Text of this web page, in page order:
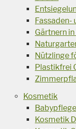
Fassaden-
Gärtnern
Nützlinge
Plastikfrei
Kosmetik
Babypflege
Kosmetik